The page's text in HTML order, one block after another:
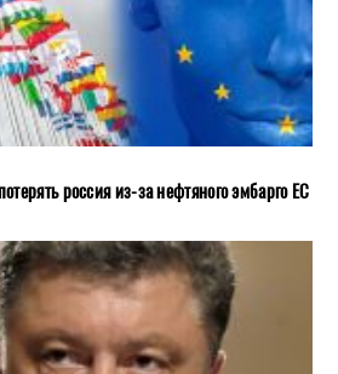
россия из-за нефтяного эмбарго ЕС